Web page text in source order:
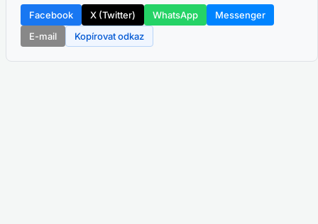
Facebook X (Twitter) WhatsApp
Messenger
E-mail
Kopírovat odkaz